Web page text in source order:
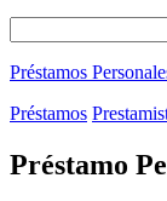
Préstamos
Préstamos
Préstamo